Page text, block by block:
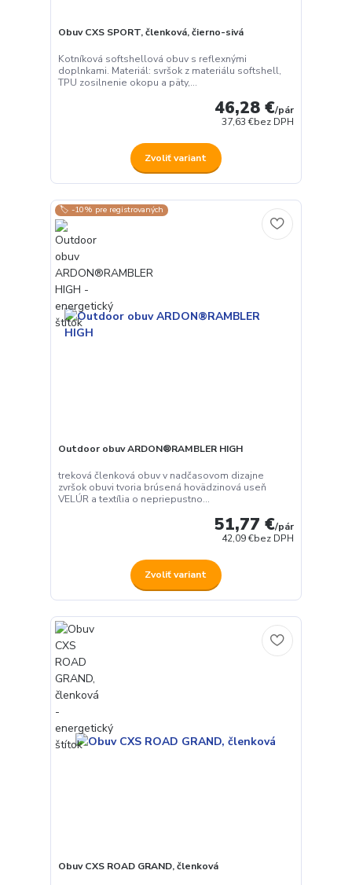
Obuv CXS SPORT, členková, čierno-sivá
Kotníková softshellová obuv s reflexnými
doplnkami. Materiál: svršok z materiálu softshell,
TPU zosilnenie okopu a päty,...
46,28 €/pár
37,63 €bez DPH
Zvoliť variant
🏷️ -10% pre registrovaných
Outdoor obuv ARDON®RAMBLER HIGH
treková členková obuv v nadčasovom dizajne
zvršok obuvi tvoria brúsená hovädzinová useň
VELÚR a textília o nepriepustno...
51,77 €/pár
42,09 €bez DPH
Zvoliť variant
Obuv CXS ROAD GRAND, členková